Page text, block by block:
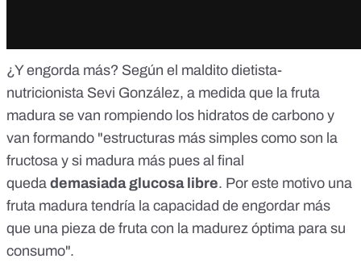
¿Y engorda más? Según el maldito dietista-
nutricionista Sevi González, a medida que la fruta
madura se van rompiendo los hidratos de carbono y
van formando "estructuras más simples como son la
fructosa y si madura más pues al final
queda demasiada glucosa libre. Por este motivo una
fruta madura tendría la capacidad de engordar más
que una pieza de fruta con la madurez óptima para su
consumo".